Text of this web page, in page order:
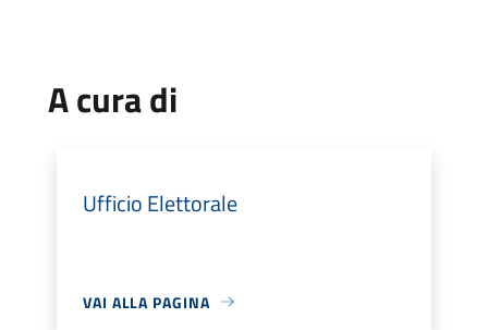
A cura di
Ufficio Elettorale
VAI ALLA PAGINA